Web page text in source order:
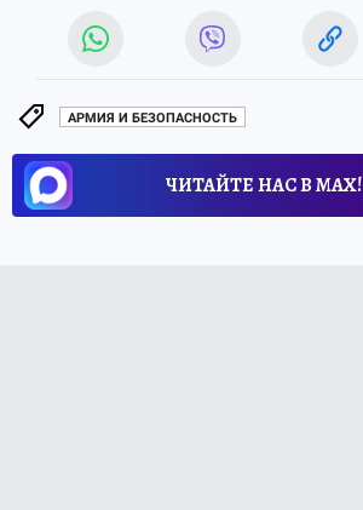
АРМИЯ И БЕЗОПАСНОСТЬ
ЧИТАЙТЕ НАС В МАХ!